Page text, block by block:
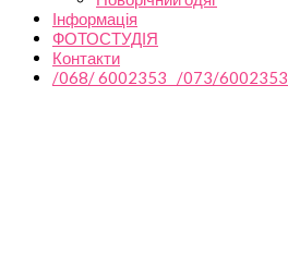
Інформація
ФОТОСТУДІЯ
Контакти
/068/ 6002353 /073/6002353